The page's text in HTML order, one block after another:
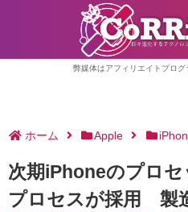
弊媒体はアフィリエイトプロ
ホーム Apple
次期iPhoneのプロ
プロセスが採用 製